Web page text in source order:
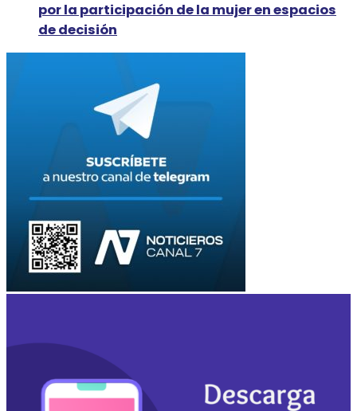
por la participación de la mujer en espacios
de decisión